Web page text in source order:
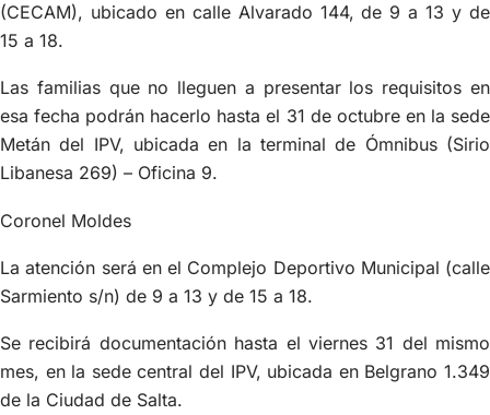
(CECAM), ubicado en calle Alvarado 144, de 9 a 13 y de
15 a 18.
Las familias que no lleguen a presentar los requisitos en
esa fecha podrán hacerlo hasta el 31 de octubre en la sede
Metán del IPV, ubicada en la terminal de Ómnibus (Sirio
Libanesa 269) – Oficina 9.
Coronel Moldes
La atención será en el Complejo Deportivo Municipal (calle
Sarmiento s/n) de 9 a 13 y de 15 a 18.
Se recibirá documentación hasta el viernes 31 del mismo
mes, en la sede central del IPV, ubicada en Belgrano 1.349
de la Ciudad de Salta.